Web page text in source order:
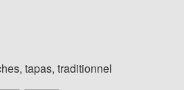
tapas, traditionnel